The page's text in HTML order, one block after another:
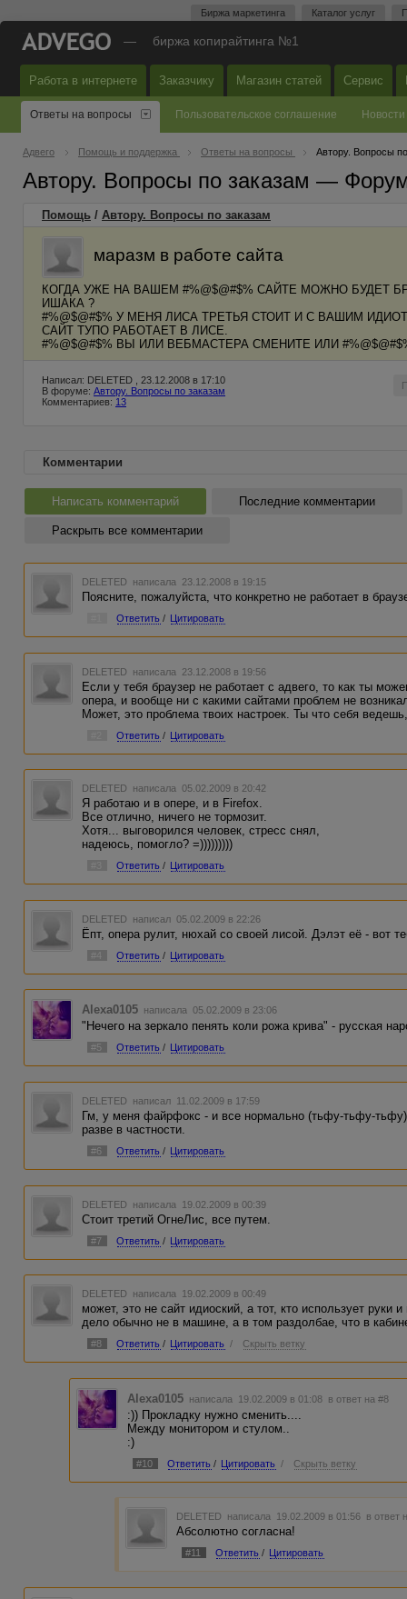
Биржа маркетинга Каталог услуг
— биржа копирайтинга №1
Работа в интернете Заказчику Магазин статей Сервис
Ответы на вопросы Пользовательское соглашение Новости
Адвего Помощь и поддержка Ответы на вопросы Автору. Вопросы
Автору. Вопросы по заказам —
Помощь / Автору. Вопросы по заказам
маразм в работе сайта
КОГДА УЖЕ НА ВАШЕМ #%@$@#$% САЙТЕ МОЖНО БУДЕТ
ИШАКА ?
#%@$@#$% У МЕНЯ ЛИСА ТРЕТЬЯ СТОИТ И С ВАШИМ
САЙТ ТУПО РАБОТАЕТ В ЛИСЕ.
#%@$@#$% ВЫ ИЛИ ВЕБМАСТЕРА СМЕНИТЕ ИЛИ
Написал: DELETED , 23.12.2008 в 17:10
В форуме: Автору. Вопросы по заказам
Комментариев: 13
Комментарии
Написать комментарий Последние комментарии
Раскрыть все комментарии
DELETED написала 23.12.2008 в 19:15
Поясните, пожалуйста, что конкретно не работает в
Ответить / Цитировать
DELETED написала 23.12.2008 в 19:56
Если у тебя браузер не работает с адвего, то как ты
опера, и вообще ни с какими сайтами проблем не
Может, это проблема твоих настроек. Ты что себя
Ответить / Цитировать
DELETED написала 05.02.2009 в 20:42
Я работаю и в опере, и в Firefox.
Все отлично, ничего не тормозит.
Хотя... выговорился человек, стресс снял,
надеюсь, помогло? =)))))))))
Ответить / Цитировать
DELETED написал 05.02.2009 в 22:26
Ёпт, опера рулит, нюхай со своей лисой. Дэлэт её - вот
#4 Ответить / Цитировать
Alexa0105 написала 05.02.2009 в 23:06
"Нечего на зеркало пенять коли рожа крива" - русская
#5 Ответить / Цитировать
DELETED написал 11.02.2009 в 17:59
Гм, у меня файрфокс - и все нормально (тьфу-тьфу-
разве в частности.
#6 Ответить / Цитировать
DELETED написала 19.02.2009 в 00:39
Стоит третий ОгнеЛис, все путем.
#7 Ответить / Цитировать
DELETED написала 19.02.2009 в 00:49
может, это не сайт идиоский, а тот, кто использует руки
дело обычно не в машине, а в том раздолбае, что в
#8 Ответить / Цитировать / Скрыть ветку
Alexa0105 написала 19.02.2009 в 01:08 в ответ на #8
:)) Прокладку нужно сменить....
Между монитором и стулом..
:)
#10 Ответить / Цитировать / Скрыть ветку
DELETED написала 19.02.2009 в 01:56 в ответ
Абсолютно согласна!
#11 Ответить / Цитировать